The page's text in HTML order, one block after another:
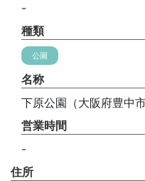
-
種類
公園
名称
下原公園（大阪府豊中市
営業時間
-
住所